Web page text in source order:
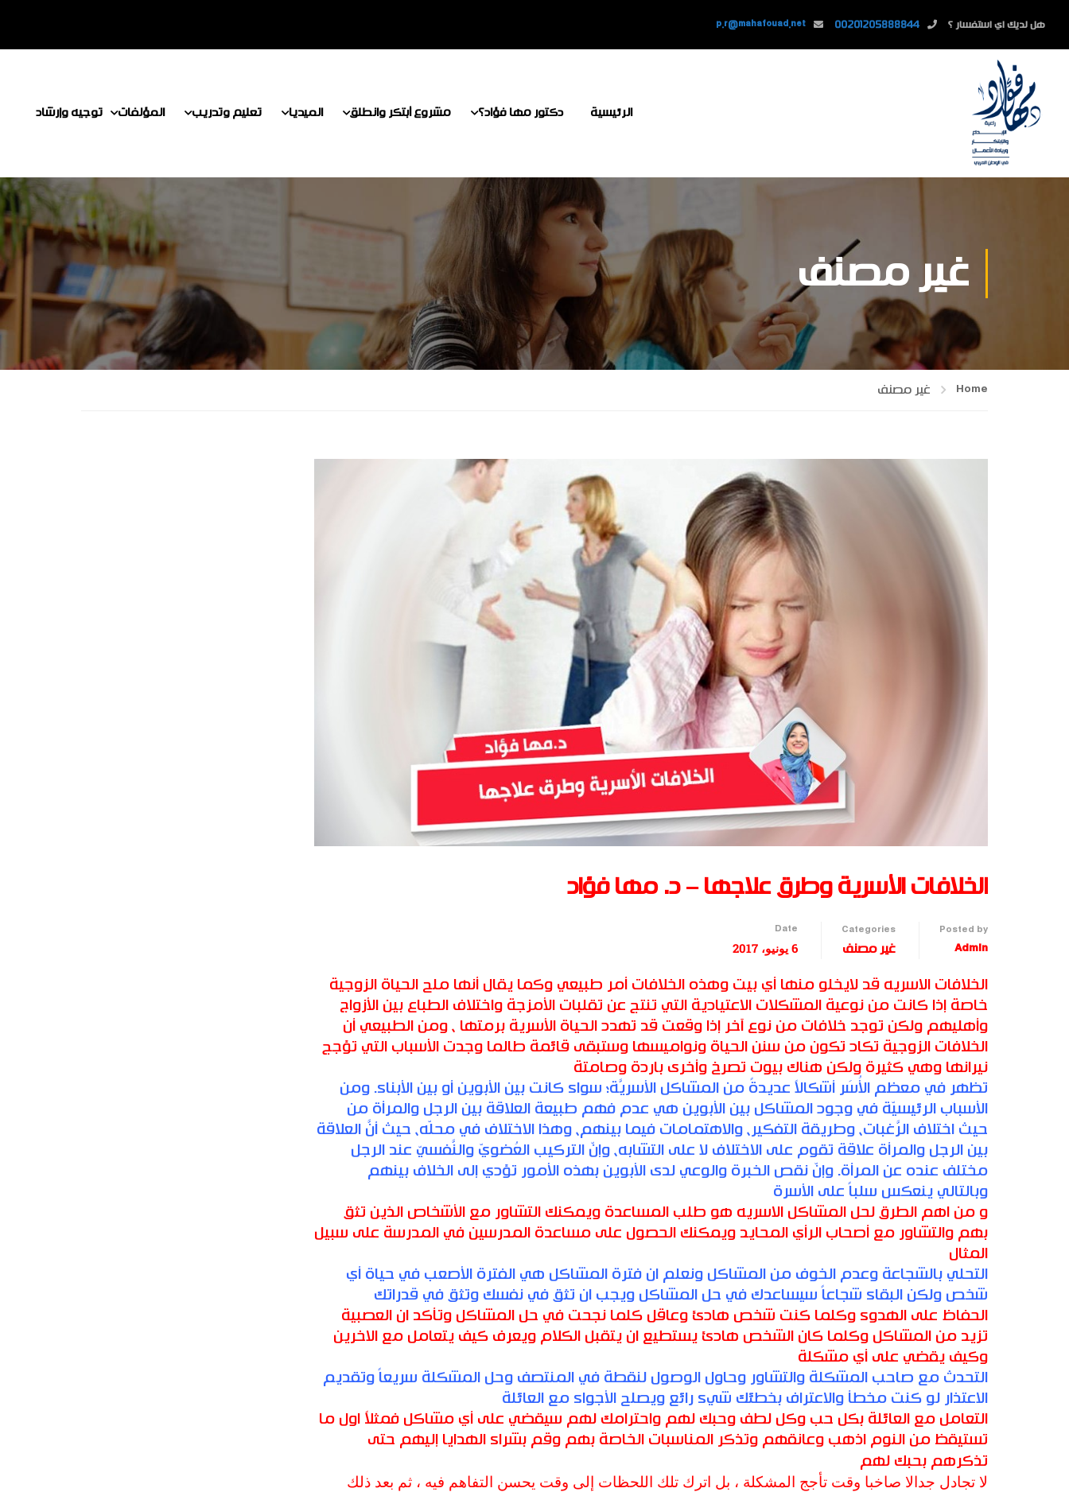
هل لديك اي استفسار ؟ 00201205888844
p.r@mahafouad.net
الرئيسية دكتور مها فؤاد؟ مشروع أبتكر وانطلق الميديا تعليم وتدريب المؤلفات توجيه وإرشاد
غير مصنف
Home غير مصنف
الخلافات الأسرية وطرق علاجها – د. مها فؤاد
Posted by
Admin
Categories
غير مصنف
Date
6 يونيو، 2017
الخلافات الاسريه قد لايخلو منها أي بيت وهذه الخلافات أمر طبيعي وكما يقال أنها ملح الحياة الزوجية
خاصة إذا كانت من نوعية المشكلات الاعتيادية التي تنتج عن تقلبات الأمزجة واختلاف الطباع بين الأزواج
وأهليهم ولكن توجد خلافات من نوع آخر إذا وقعت قد تهدد الحياة الأسرية برمتها ، ومن الطبيعي أن
الخلافات الزوجية تكاد تكون من سنن الحياة ونواميسها وستبقى قائمة طالما وجدت الأسباب التي تؤجج
نيرانها وهي كثيرة ولكن هناك بيوت تصرخ وأخرى باردة وصامتة
تظهر في معظم الأُسَر أشكالاً عديدةً من المشاكل الأسريَّة؛ سواء كانت بين الأبوين أو بين الأبناء. ومن
الأسباب الرئيسيّة في وجود المشاكل بين الأبوين هي عدم فهم طبيعة العلاقة بين الرجل والمرأة من
حيث اختلاف الرَّغبات، وطريقة التفكير، والاهتمامات فيما بينهم، وهذا الاختلاف في محلّه، حيث أنَّ العلاقة
بين الرجل والمرأة علاقة تقوم على الاختلاف لا على التشابه، وإنّ التركيب العُضويّ والنَّفسيّ عند الرجل
مختلف عنده عن المرأة. وإنّ نقص الخبرة والوعي لدى الأبوين بهذه الأمور تؤدي إلى الخلاف بينهم
وبالتالي ينعكس سلباً على الأسرة
و من اهم الطرق لحل المشاكل الاسريه هو طلب المساعدة ويمكنك التشاور مع الأشخاص الذين تثق
بهم والتشاور مع أصحاب الرأي المحايد ويمكنك الحصول على مساعدة المدرسين في المدرسة على سبيل
المثال
التحلي بالشجاعة وعدم الخوف من المشاكل ونعلم ان فترة المشاكل هي الفترة الأصعب في حياة أي
شخص ولكن البقاء شجاعاً سيساعدك في حل المشاكل ويجب ان تثق في نفسك وتثق في قدراتك
الحفاظ على الهدوء وكلما كنت شخص هادئ وعاقل كلما نجحت في حل المشاكل وتأكد ان العصبية
تزيد من المشاكل وكلما كان الشخص هادئ يستطيع ان يتقبل الكلام ويعرف كيف يتعامل مع الاخرين
وكيف يقضي على أي مشكلة
التحدث مع صاحب المشكلة والتشاور وحاول الوصول لنقطة في المنتصف وحل المشكلة سريعاً وتقديم
الاعتذار لو كنت مخطأ والاعتراف بخطئك شيء رائع ويصلح الأجواء مع العائلة
التعامل مع العائلة بكل حب وكل لطف وحبك لهم واحترامك لهم سيقضي على أي مشاكل فمثلاً اول ما
تستيقظ من النوم اذهب وعانقهم وتذكر المناسبات الخاصة بهم وقم بشراء الهدايا إليهم حتى
تذكرهم بحبك لهم
لا تجادل جدالا صاخبا وقت تأجج المشكلة ، بل اترك تلك اللحظات إلى وقت يحسن التفاهم فيه ، ثم بعد ذلك